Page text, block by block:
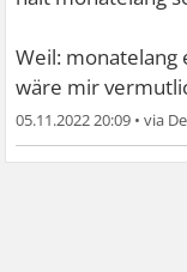
Weil: monatelang
wäre mir
05.11.2022 20:09 •